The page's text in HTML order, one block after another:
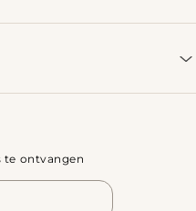
te ontvangen